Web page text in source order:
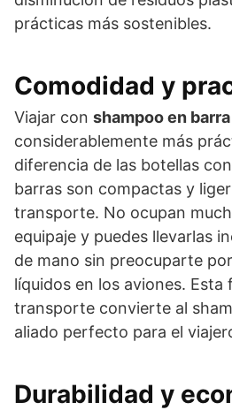
prácticas más sostenibles.
Comodidad y
Viajar con shampoo en barra
considerablemente más
diferencia de las botellas
barras son compactas y
transporte. No ocupan
equipaje y puedes llevarlas
de mano sin preocuparte
líquidos en los aviones. Esta
transporte convierte al
aliado perfecto para el
Durabilidad y